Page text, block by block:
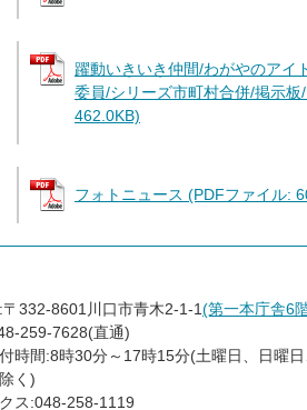
躍動いきいき仲間/わがやのアイ
委員/シリーズ市町村合併/掲示
462.0KB)
フォトニュース (PDFファイル:
332-8601川口市青木2-1-1(第一本庁舎6
259-7628(直通)
時間:8時30分～17時15分(土曜日、日曜
く)
ス:048-258-1119